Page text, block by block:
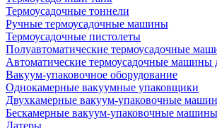
Термоусадочные тоннели
Ручные термоусадочные машины
Термоусадочные пистолеты
Полуавтоматические термоусадочные
Автоматические термоусадочные машины
Вакуум-упаковочное оборудование
Однокамерные вакуумные упаковщики
Двухкамерные вакуум-упаковочные
Бескамерные вакуум-упаковочные машины
Датеры